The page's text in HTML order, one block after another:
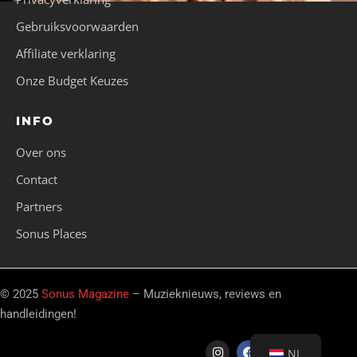
Gebruiksvoorwaarden
Affiliate verklaring
Onze Budget Keuzes
INFO
Over ons
Contact
Partners
Sonus Places
© 2025 Sonus Magazine – Muzieknieuws, reviews en
handleidingen!
NL